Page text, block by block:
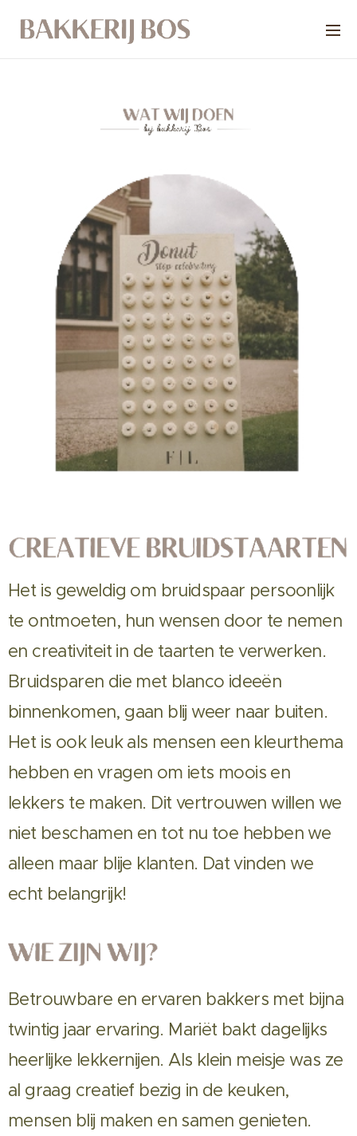
Het is geweldig om bruidspaar persoonlijk
te ontmoeten, hun wensen door te nemen
en creativiteit in de taarten te verwerken.
Bruidsparen die met blanco ideeën
binnenkomen, gaan blij weer naar buiten.
Het is ook leuk als mensen een kleurthema
hebben en vragen om iets moois en
lekkers te maken. Dit vertrouwen willen we
niet beschamen en tot nu toe hebben we
alleen maar blije klanten. Dat vinden we
echt belangrijk!
Betrouwbare en ervaren bakkers met bijna
twintig jaar ervaring. Mariët bakt dagelijks
heerlijke lekkernijen. Als klein meisje was ze
al graag creatief bezig in de keuken,
mensen blij maken en samen genieten.